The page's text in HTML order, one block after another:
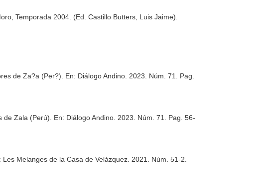
Temporada 2004. (Ed. Castillo Butters, Luis Jaime)
de Za?a (Per?). En: Diálogo Andino . 2023. Núm. 71. Pag.
de Zala (Perú). En: Diálogo Andino . 2023. Núm. 71. Pag. 56-
Les Melanges de la Casa de Velázquez . 2021. Núm. 51-2.